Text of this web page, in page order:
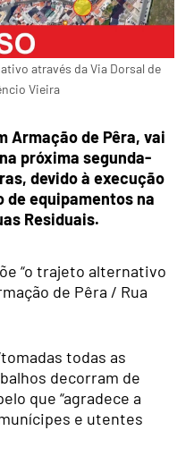
através da Via Dorsal de
Vieira
Armação de Pêra, vai
próxima segunda-
devido àexecução
de equipamentos na
Residuais.
“o trajeto alternativo
de Pêra / Rua
todas as
decorram de
que “agradece a
e utentes